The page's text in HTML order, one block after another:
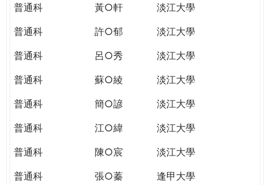
普通科
黃○軒
淡江大學
普通科
許○郁
淡江大學
普通科
呂○秀
淡江大學
普通科
蘇○綾
淡江大學
普通科
簡○諺
淡江大學
普通科
江○緯
淡江大學
普通科
陳○宸
淡江大學
普通科
張○蓁
逢甲大學